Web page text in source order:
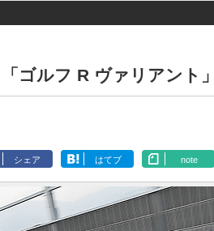
ゴルフ R ヴァリアント」
シェア はてブ note